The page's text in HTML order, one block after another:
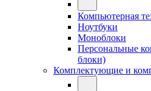
Компьютерная
Ноутбуки
Моноблоки
Персональные
блоки)
Комплектующие и